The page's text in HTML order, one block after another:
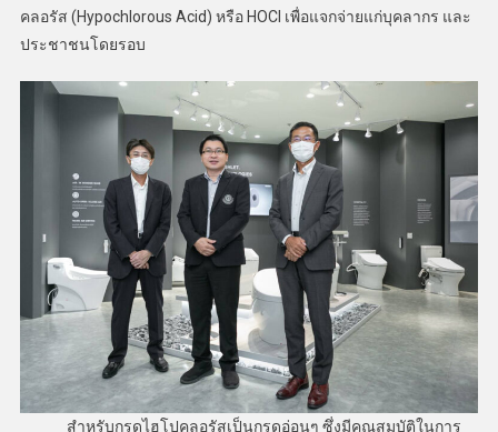
คลอรัส (Hypochlorous Acid) หรือ HOCl เพื่อแจกจ่ายแก่บุคลากร และ
ประชาชนโดยรอบ
สำหรับกรดไฮโปคลอรัสเป็นกรดอ่อนๆ ซึ่งมีคุณสมบัติในการ